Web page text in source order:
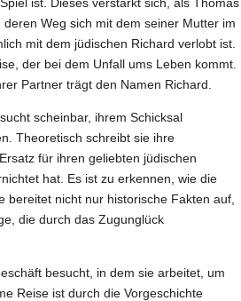
Weg sich mit dem seiner Mutter im
mit dem jüdischen Richard verlobt ist.
der bei dem Unfall ums Leben kommt.
Partner trägt den Namen Richard.
scheinbar, ihrem Schicksal
Theoretisch schreibt sie ihre
für ihren geliebten jüdischen
hat. Es ist zu erkennen, wie die
nicht nur historische Fakten auf,
die durch das Zugunglück
besucht, in dem sie arbeitet, um
Reise ist durch die Vorgeschichte